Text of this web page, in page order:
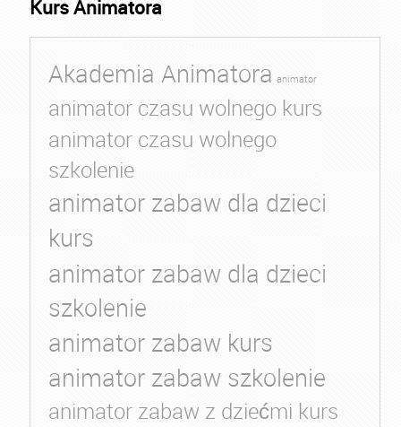
Kurs Animatora
Akademia Animatora animator
animator czasu wolnego kurs
animator czasu wolnego
szkolenie
animator zabaw dla dzieci
kurs
animator zabaw dla dzieci
szkolenie
animator zabaw kurs
animator zabaw szkolenie
animator zabaw z dziećmi kurs